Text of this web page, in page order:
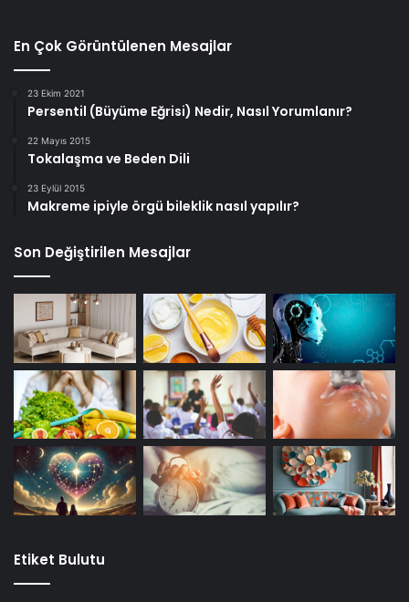
En Çok Görüntülenen Mesajlar
23 Ekim 2021
Persentil (Büyüme Eğrisi) Nedir, Nasıl Yorumlanır?
22 Mayıs 2015
Tokalaşma ve Beden Dili
23 Eylül 2015
Makreme ipiyle örgü bileklik nasıl yapılır?
Son Değiştirilen Mesajlar
Etiket Bulutu